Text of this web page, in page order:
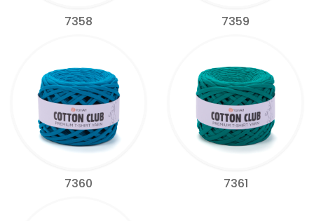
7358 7359
7360 7361